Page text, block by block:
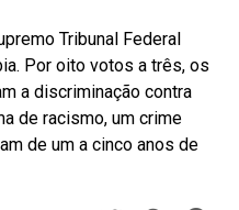
Tribunal Federal
Por oito votos a três, os
a discriminação contra
de racismo, um crime
de um a cinco anos de